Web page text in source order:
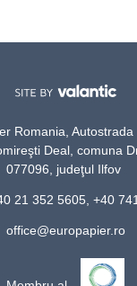
Romania, Autostrada
Deal, comuna
077096, judeţul Ilfov
21 352 5605, +40
office@europapier.ro